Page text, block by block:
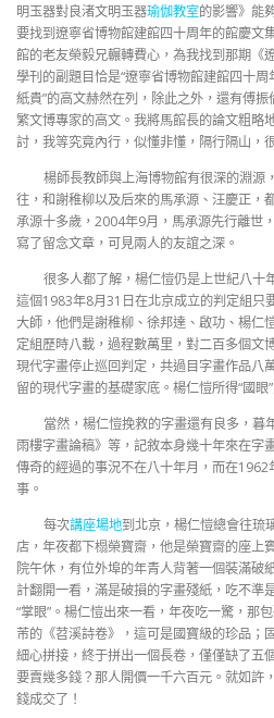
明玉器對良渚文明玉器瑜伽教室的影響》能
要找到遼寧省博物館建館四十周年的館慶文
館的老友榮毅兄輾轉費心，為我找到那期《
學刊的副題目恰是“遼寧省博物館建館四十周
紙貴”的高文赫然在列，除此之外，還有傅
繁文博專家的高文。我將馬館長的論文粗略
討，我等究竟內行，似懂非懂，隔行隔山，
楊師長教師與上海博物館有很深的淵源
往，和謝稚柳以及后來的馬承源、汪慶正，
承源十多歲，2004年9月，馬承源先行離世
寫了留念文章，可見兩人的友誼之深。
很多人都了解，楊仁愷仍是上世紀八十
這個1983年8月31日在北京成立的判定組只
大師，他們是謝稚柳、徐邦達、啟功、楊仁
定組歷時八載，過程數萬里，對二百多個文
現代字畫停止巡回判定，共過目字畫作品八
留的現代字畫的基礎家底。楊仁愷所得“國眼
當然，楊仁愷挽救的字畫還有良多，暮
雨樓字畫論稿》等，記敘本身幾十年來在字
傳奇的經過的事況不在八十年月，而在
事。
每次講座場地到北京，楊仁愷總會往琉
店，年夜都下榻榮寶齋，他是榮寶齋的座上
院午休，有位外埠的年青人背著一個裝滿破
計翻開一看，滿是破損的字畫殘紙，吃不準
“掌眼”。楊仁愷出來一看，年夜吃一驚，那
芾的《苕溪詩卷》，這可是國寶級的珍品；
細心拼接，終于拼出一個長卷，僅僅缺了五
要賣幾多錢？那人開價一千六百元。就如許
錢成交了！